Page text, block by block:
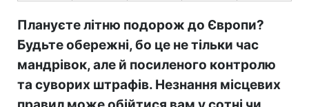
Плануєте літню подорож до Європи?
Будьте обережні, бо це не тільки час
мандрівок, але й посиленого контролю
та суворих штрафів. Незнання місцевих